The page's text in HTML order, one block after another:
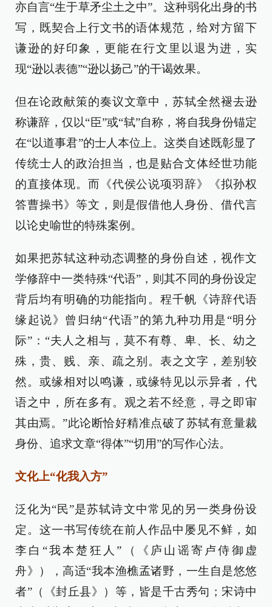
亦自言“生于草矛尘土之中”。这种弱化出身的书
写，既契合上行文书的语体规范，给对方留下
谦逊的好印象，更能在行文里以退为进，实
现“逊以表德”“逊以扬己”的干谒效果。
但在论政献策的奏议文章中，苏轼全然褪去逊
称谦辞，仅以“臣”或“轼”自称，将自我身份锚定
在“以道事君”的士人本位上。这类自述既彰显了
传统士人的政治担当，也是贴合文体经世功能
的直接体现。而《代侯公说项羽辞》《拟孙权
答曹操书》等文，则是假借他人身份、借代言
以论史喻世的特殊案例。
如果把苏轼这种动态调整的身份自述，视作文
学修辞中一类特殊“代语”，则其不同的身份设定
背后均有明确的功能指向。程千帆《诗辞代语
缘起说》曾归纳“代语”的第九种功用是“明分
际”：“夫人之相与，莫不有尊、卑、长、幼之
殊，贵、贱、亲、疏之别。表之文字，差别较
然。或缘相对以鸣谦，或缘特见以示异者，代
语之中，所在多有。观之若不经意，寻之即审
其由焉。”此论断恰好精准点破了苏轼有意量裁
身份、追求文章“得体”“切用”的写作心法。
文化上“化我入方”
泛化为“民”是苏轼诗文中常见的另一类身份设
定。这一书写传统在前人作品中屡见不鲜，如
李白“我本楚狂人”（《庐山谣寄卢侍御虚
舟》），高适“我本渔樵孟诸野，一生自是悠悠
者”（《封丘县》）等，皆是千古秀句；宋诗中